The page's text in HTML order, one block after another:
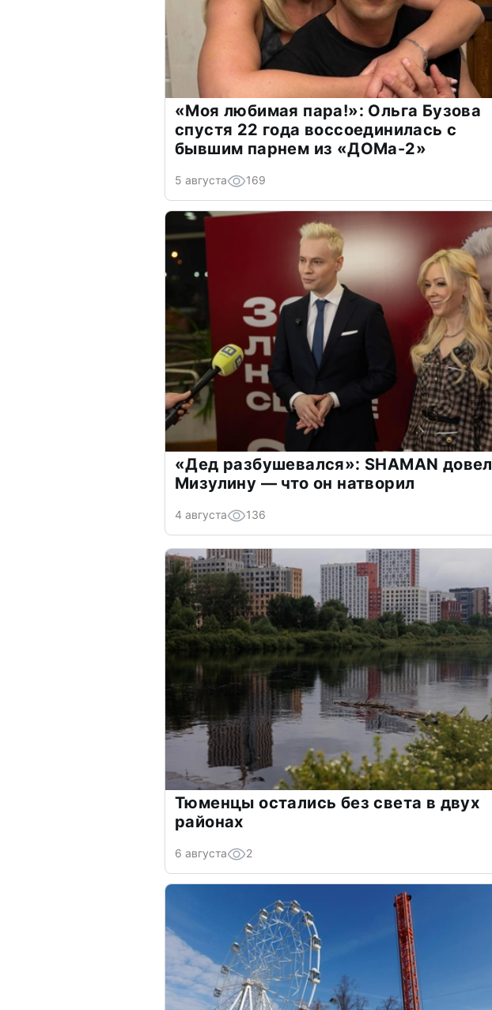
«Моя любимая пара!»: Ольга Бузова
спустя 22 года воссоединилась с
бывшим парнем из «ДОМа-2»
5 августа 169
«Дед разбушевался»: SHAMAN довел
Мизулину — что он натворил
4 августа 136
Тюменцы остались без света в двух
районах
6 августа 2